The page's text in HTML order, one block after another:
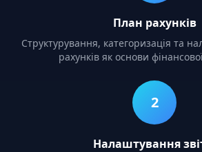
План рахунків
Структурування, категоризація та
рахунків як основи
2
Налаштування